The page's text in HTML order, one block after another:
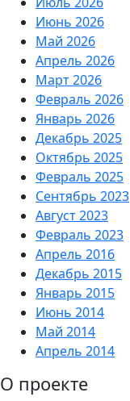
Июнь 2026
Май 2026
Апрель 2026
Март 2026
Февраль 2026
Январь 2026
Декабрь 2025
Октябрь 2025
Февраль 2025
Сентябрь 2023
Август 2023
Февраль 2023
Апрель 2016
Декабрь 2015
Январь 2015
Июнь 2014
Май 2014
Апрель 2014
О проекте